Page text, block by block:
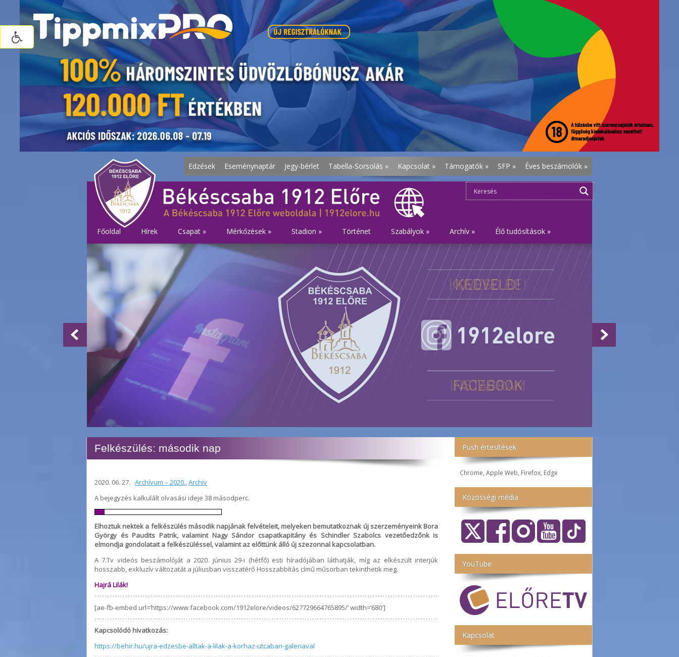
Edzések Eseménynaptár Jegy-bérlet Tabella-Sorsolás » Kapcsolat » Támogatók » SFP » Éves beszámolók »
Főoldal Hírek Csapat » Mérkőzések » Stadion » Történet Szabályok » Archív » Élő tudósítások »
Push értesítések
Chrome, Apple Web, Firefox, Edge
Közösségi média
YouTube
Kapcsolat
Felkészülés: második nap
2020. 06. 27. Archívum – 2020.,Archív
A bejegyzés kalkulált olvasási ideje 38 másodperc.
Elhoztuk nektek a felkészülés második napjának felvételeit, melyeken bemutatkoznak új szerzeményeink Bora
György és Paudits Patrik, valamint Nagy Sándor csapatkapitány és Schindler Szabolcs vezetőedzőnk is
elmondja gondolatait a felkészüléssel, valamint az előttünk álló új szezonnal kapcsolatban.
A 7.Tv videós beszámolóját a 2020. június 29-i (hétfő) esti híradójában láthatják, míg az elkészült interjúk
hosszabb, exkluzív változatát a júliusban visszatérő Hosszabbítás című műsorban tekinthetik meg.
Hajrá Lilák!
[ae-fb-embed url=’https://www.facebook.com/1912elore/videos/627729664765895/’ width=’680′]
Kapcsolódó hivatkozás:
https://behir.hu/ujra-edzesbe-alltak-a-lilak-a-korhaz-utcaban-galeriaval